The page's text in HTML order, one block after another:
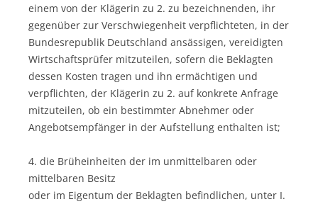
einem von der Klägerin zu 2. zu bezeichnenden, ihr
gegenüber zur Verschwiegenheit verpflichteten, in der
Bundesrepublik Deutschland ansässigen, vereidigten
Wirtschaftsprüfer mitzuteilen, sofern die Beklagten
dessen Kosten tragen und ihn ermächtigen und
verpflichten, der Klägerin zu 2. auf konkrete Anfrage
mitzuteilen, ob ein bestimmter Abnehmer oder
Angebotsempfänger in der Aufstellung enthalten ist;
4. die Brüheinheiten der im unmittelbaren oder
mittelbaren Besitz
oder im Eigentum der Beklagten befindlichen, unter I.